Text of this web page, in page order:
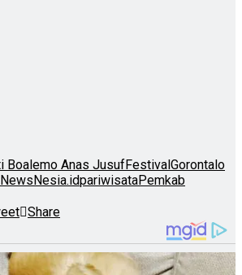
Boalemo Anas JusufFestivalGorontalo
NewsNesia.idpariwisataPemkab
Share